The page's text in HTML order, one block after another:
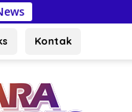
Kontak